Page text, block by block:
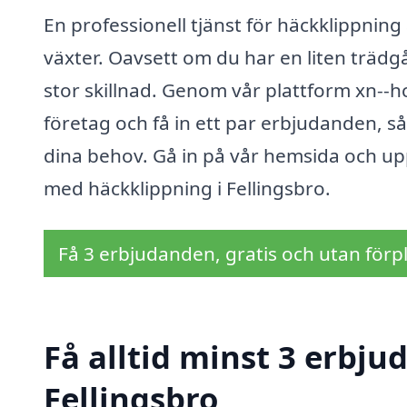
En professionell tjänst för
växter. Oavsett om du har en liten
stor skillnad. Genom vår plattform xn--
företag och få in ett par erbjudanden,
dina behov. Gå in på vår hemsida och
med häckklippning i Fellingsbro.
Få 3 erbjudanden, gratis och utan
Få alltid minst 3
Fellingsbro